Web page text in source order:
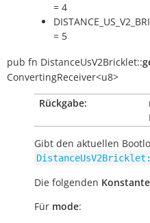
= 4
= 5
pub fn DistanceUsV2Bricklet::
ConvertingReceiver<u8>
Rückgabe:
Gibt den aktuellen
Die folgenden
Für mode: